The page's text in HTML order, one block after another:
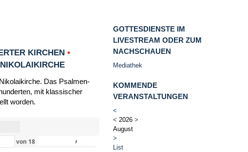
KIRCHEN •
Das Psalmen-
mit klassischer
worden.
von 18 ›
GOTTESDIENSTE IM
LIVESTREAM ODER ZUM
NACHSCHAUEN
Mediathek
KOMMENDE
VERANSTALTUNGEN
<
< 2026 >
August
>
List